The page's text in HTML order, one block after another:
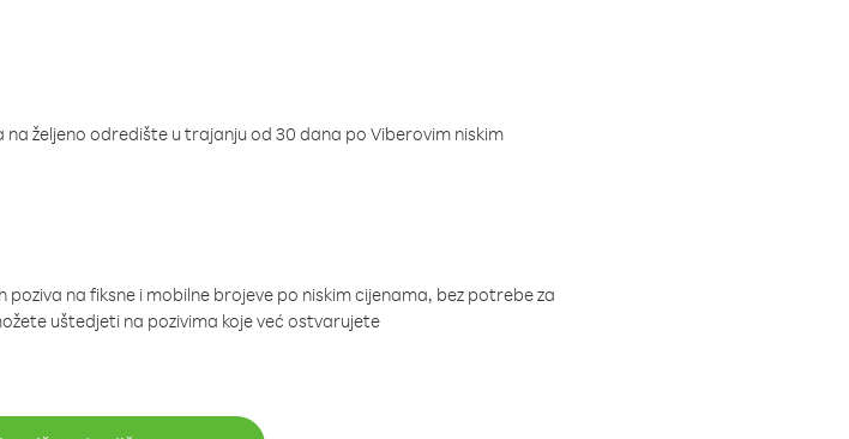
željeno odredište u trajanju od 30 dana po Viberovim niskim
na fiksne i mobilne brojeve po niskim cijenama, bez potrebe za
uštedjeti na pozivima koje već ostvarujete